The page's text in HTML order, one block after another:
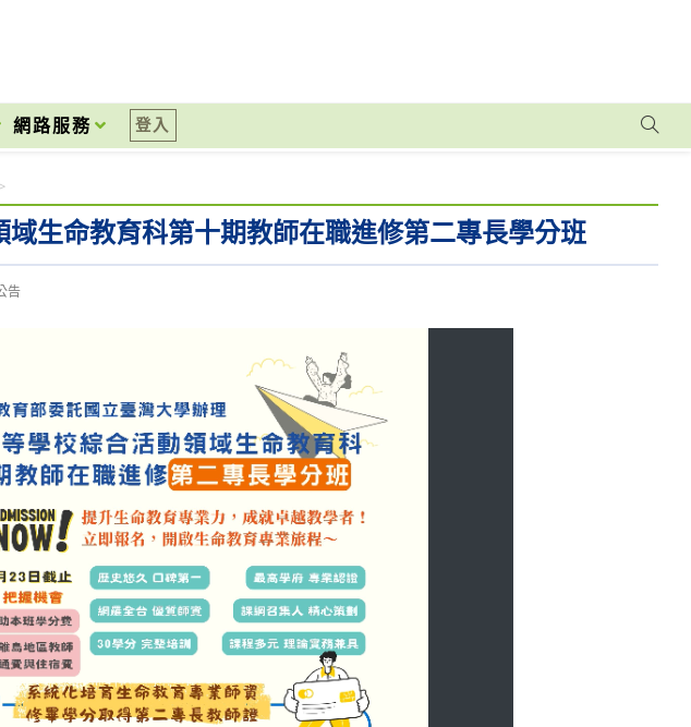
網路服務 登入
生命教育科第十期教師在職進修第二專長學分班
>
告